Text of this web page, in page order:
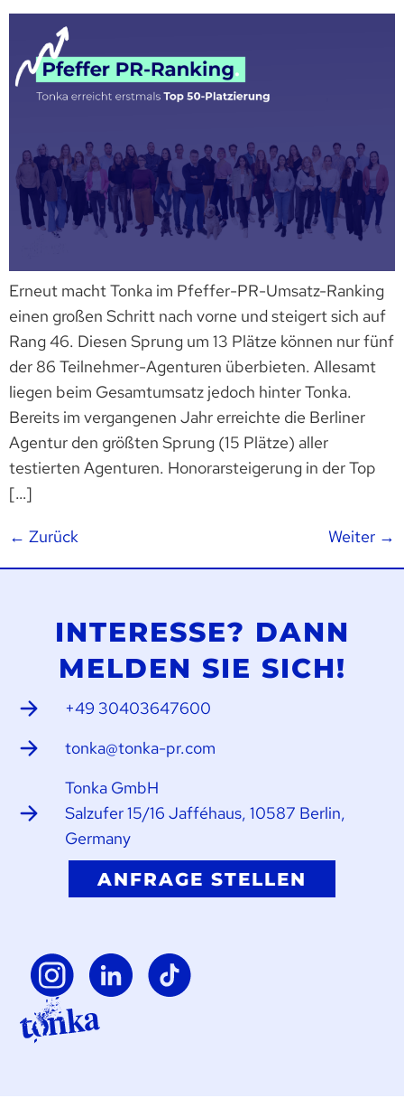
Erneut macht Tonka im Pfeffer-PR-Umsatz-Ranking
einen großen Schritt nach vorne und steigert sich auf
Rang 46. Diesen Sprung um 13 Plätze können nur fünf
der 86 Teilnehmer-Agenturen überbieten. Allesamt
liegen beim Gesamtumsatz jedoch hinter Tonka.
Bereits im vergangenen Jahr erreichte die Berliner
Agentur den größten Sprung (15 Plätze) aller
testierten Agenturen. Honorarsteigerung in der Top
[…]
← Zurück Weiter →
INTERESSE? DANN
MELDEN SIE SICH!
+49 30403647600
tonka@tonka-pr.com
Tonka GmbH
Salzufer 15/16 Jafféhaus, 10587 Berlin,
Germany
ANFRAGE STELLEN